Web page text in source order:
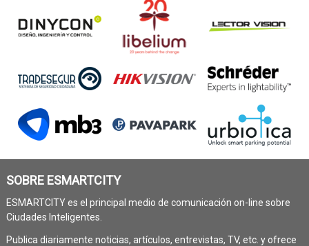
SOBRE ESMARTCITY
ESMARTCITY es el principal medio de comunicación on-line sobre
Ciudades Inteligentes.
Publica diariamente noticias, artículos, entrevistas, TV, etc. y ofrece